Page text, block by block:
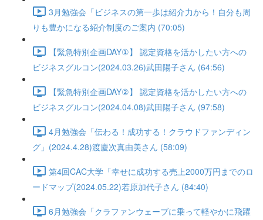
3月勉強会「ビジネスの第一歩は紹介力から！自分も周
りも豊かになる紹介制度のご案内 (70:05)
【緊急特別企画DAY①】 認定資格を活かしたい方への
ビジネスグルコン(2024.03.26)武田陽子さん (64:56)
【緊急特別企画DAY②】 認定資格を活かしたい方への
ビジネスグルコン(2024.04.08)武田陽子さん (97:58)
4月勉強会「伝わる！成功する！クラウドファンディン
グ」(2024.4.28)渡慶次真由美さん (58:09)
第4回CAC大学「幸せに成功する売上2000万円までのロ
ードマップ(2024.05.22)若原加代子さん (84:40)
6月勉強会「クラファンウェーブに乗って軽やかに飛躍